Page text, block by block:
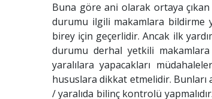
Buna göre ani olarak ortaya
durumu ilgili makamlara bildirme
birey için geçerlidir. Ancak ilk
durumu derhal yetkili
yaralılara yapacakları
hususlara dikkat etmelidir. Bunları
/ yaralıda bilinç kontrolü